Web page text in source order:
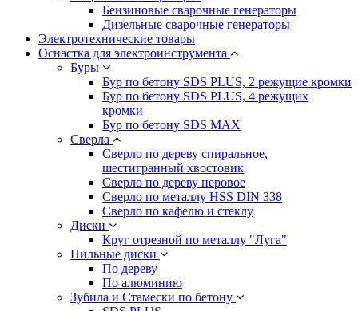
Бензиновые сварочные генераторы
Дизельные сварочные генераторы
Электротехнические товары
Оснастка для электроинструмента
Буры
Бур по бетону SDS PLUS, 2 режущие кромки
Бур по бетону SDS PLUS, 4 режущих
кромки
Бур по бетону SDS MAX
Сверла
Сверло по дереву спиральное,
шестигранный хвостовик
Сверло по дереву перовое
Сверло по металлу HSS DIN 338
Сверло по кафелю и стеклу
Диски
Круг отрезной по металлу "Луга"
Пильные диски
По дереву
По алюминию
Зубила и Стамески по бетону